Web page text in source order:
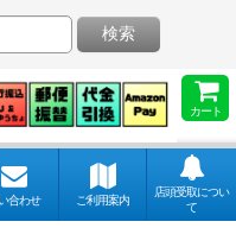
カート
検索
合わせ ご利用案内
店頭受取につい
て